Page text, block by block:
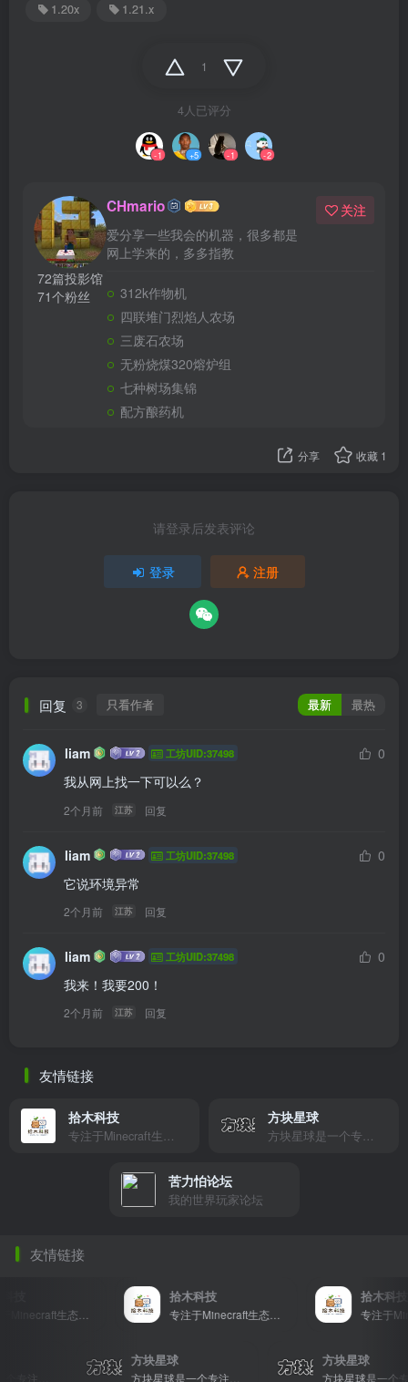
1.20x
1.21.x
1
4人已评分
-1 +5 -1 -2
72篇投影馆
71个粉丝
CHmario
爱分享一些我会的机器，很多都是
网上学来的，多多指教
关注
312k作物机
四联堆门烈焰人农场
三废石农场
无粉烧煤320熔炉组
七种树场集锦
配方酿药机
分享 收藏 1
请登录后发表评论
登录 注册
回复 3 只看作者 最新 最热
liam 工坊UID:37498
0
我从网上找一下可以么？
2个月前 江苏 回复
liam 工坊UID:37498
0
它说环境异常
2个月前 江苏 回复
liam 工坊UID:37498
0
我来！我要200！
2个月前 江苏 回复
友情链接
拾木科技
专注于Minecraft生态建设
方块星球
方块星球是一个专注于我的世界的中文论坛，提供丰富的资源分享、玩家交流和创意展示，包括地图、皮肤、数据包等内容，打造Minecraft玩家的专属社区乐园！
苦力怕论坛
我的世界玩家论坛
友情链接
专注于Minecraft生态建设
拾木科技
专注于Minecraft生态建设
拾木科技
方块星球 方块星球